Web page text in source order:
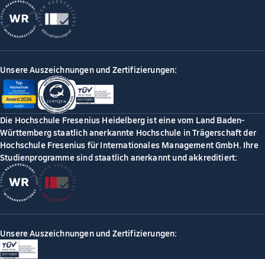
Unsere Auszeichnungen und Zertifizierungen:
Die Hochschule Fresenius Heidelberg ist eine vom Land Baden-
Württemberg staatlich anerkannte Hochschule in Trägerschaft der
Hochschule Fresenius für Internationales Management GmbH. Ihre
Studienprogramme sind staatlich anerkannt und akkreditiert:
Unsere Auszeichnungen und Zertifizierungen: